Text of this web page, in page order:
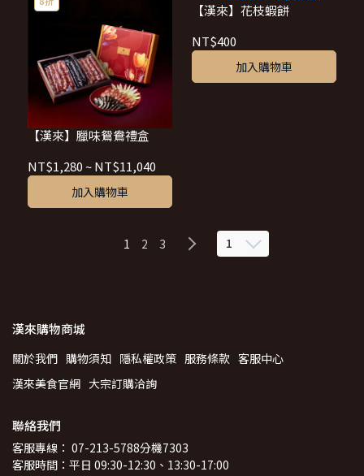
【漢來】臘味鴛鴦禮盒
NT$1,280 ~NT$11,040
加入購物車
【漢來】花枝蝦餅
NT$400
加入購物車
1 2 3 1
漢來購物商城
關於我們 購物須知 隱私權政策 服務條款 客服中心
漢來美食官網 大宗訂購洽詢
聯絡我們
客服專線： 07-213-5788分機7303
客服時間：平日 09:30-12:30、13:30-17:00